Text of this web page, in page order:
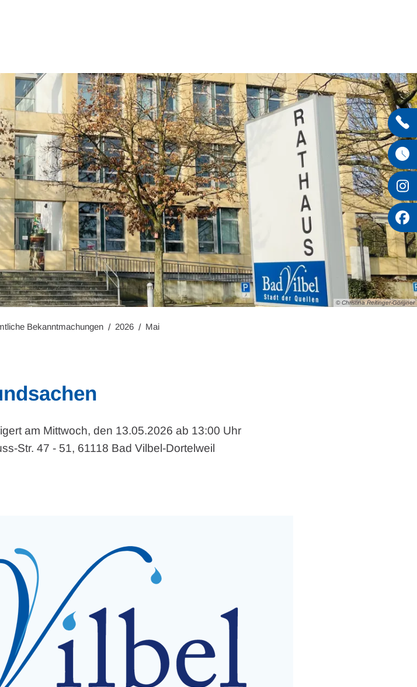
© Christina Reitinger-Görgner
Bekanntmachungen 2026
Mai
am Mittwoch, den 13.05.2026 ab 13:00 Uhr
Str. 47 - 51, 61118 Bad Vilbel-Dortelweil